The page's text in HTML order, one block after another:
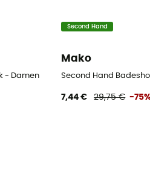
- Damen
Second Hand
Mako
Second Hand
7,44 € 29,75 € -